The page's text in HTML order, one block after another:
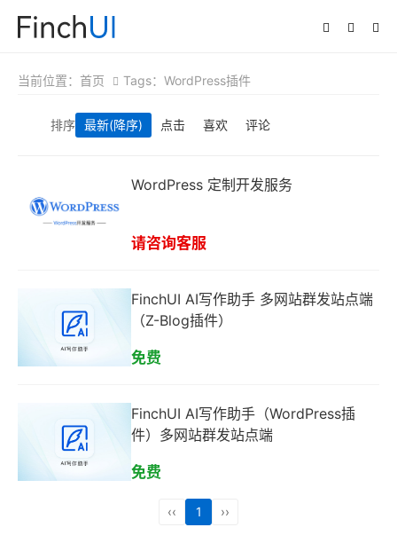
当前位置： 首页 Tags：WordPress插件
排序 最新(降序) 点击 喜欢 评论
WordPress 定制开发服务
请咨询客服
FinchUI AI写作助手 多网站群发站点端
（Z-Blog插件）
免费
FinchUI AI写作助手（WordPress插
件）多网站群发站点端
免费
‹‹ 1 ››